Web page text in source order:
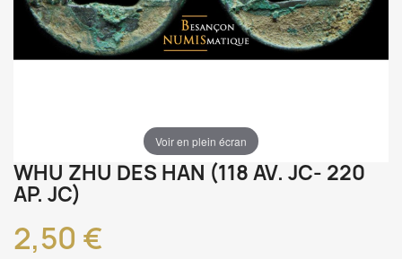
Voir en plein écran
WHU ZHU DES HAN (118 AV. JC- 220
AP. JC)
2,50 €